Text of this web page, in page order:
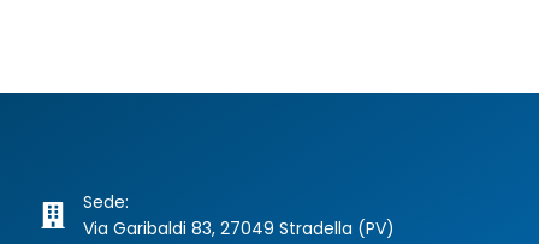
Sede:
Via Garibaldi 83, 27049 Stradella (PV)